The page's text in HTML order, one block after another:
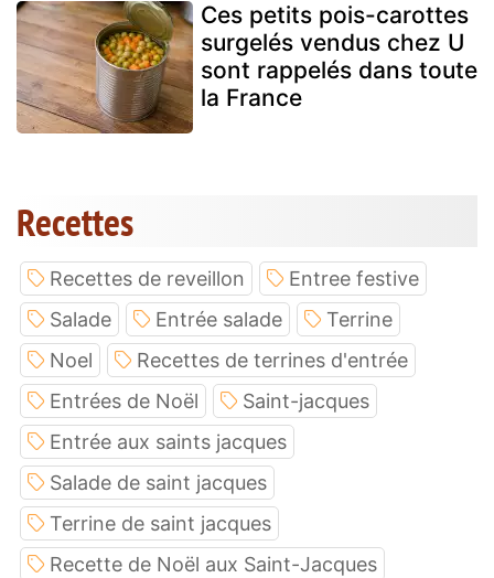
Ces petits pois-carottes
surgelés vendus chez U
sont rappelés dans toute
la France
Recettes
Recettes de reveillon
Entree festive
Salade
Entrée salade
Terrine
Noel
Recettes de terrines d'entrée
Entrées de Noël
Saint-jacques
Entrée aux saints jacques
Salade de saint jacques
Terrine de saint jacques
Recette de Noël aux Saint-Jacques